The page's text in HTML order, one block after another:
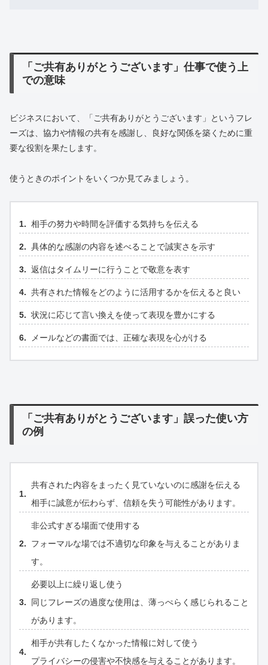
「ご共有ありがとうございます」仕事で使う上
での意味
ビジネスにおいて、「ご共有ありがとうございます」というフレ
ーズは、協力や情報の共有を感謝し、良好な関係を築くために重
要な役割を果たします。
使うときのポイントをいくつか見てみましょう。
相手の努力や時間を評価する気持ちを伝える
具体的な感謝の内容を述べることで誠実さを示す
返信はタイムリーに行うことで敬意を表す
共有された情報をどのように活用するかを伝えると良い
状況に応じて言い換えを使って表現を豊かにする
メールなどの書面では、正確な表現を心がける
「ご共有ありがとうございます」誤った使い方
の例
共有された内容をまったく見ていないのに感謝を伝える
相手に誠意が伝わらず、信頼を失う可能性があります。
非公式すぎる場面で使用する
フォーマルな場では不適切な印象を与えることがありま
す。
必要以上に繰り返し使う
同じフレーズの過度な使用は、薄っぺらく感じられること
があります。
相手が共有したくなかった情報に対して使う
プライバシーの侵害や不快感を与えることがあります。